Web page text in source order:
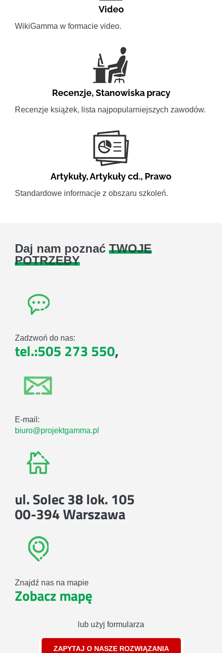
Video
WikiGamma w formacie video.
Recenzje,Stanowiska pracy
Recenzje książek, lista najpopularniejszych zawodów.
Artykuły,Artykuły cd., Prawo
Standardowe informacje z obszaru szkoleń.
Daj nam poznać TWOJE
POTRZEBY
Zadzwoń do nas:
tel.:505 273 550,
E-mail:
biuro@projektgamma.pl
ul. Solec 38 lok. 105
00-394 Warszawa
Znajdź nas na mapie
Zobacz mapę
lub użyj formularza
ZAPYTAJ O NASZE ROZWIĄZANIA